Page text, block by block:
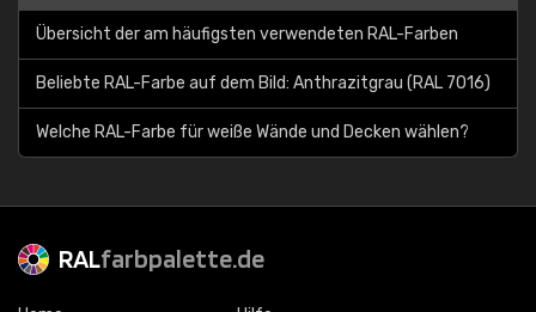
Übersicht der am häufigsten verwendeten RAL-Farben
Beliebte RAL-Farbe auf dem Bild: Anthrazitgrau (RAL 7016)
Welche RAL-Farbe für weiße Wände und Decken wählen?
RALfarbpalette.de